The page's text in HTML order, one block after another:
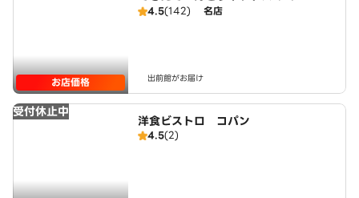
お店価格
4.5(142) 名店
出前館がお届け
受付休止中
洋食ビストロ コパン
4.5(2)